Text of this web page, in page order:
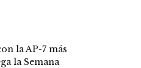
la AP-7 más
la Semana